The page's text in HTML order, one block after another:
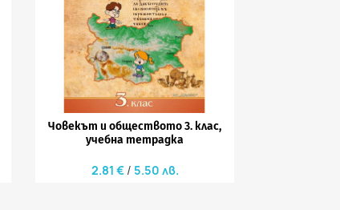
Човекът и обществото 3. клас,
учебна тетрадка
2.81 € 5.50 лв.